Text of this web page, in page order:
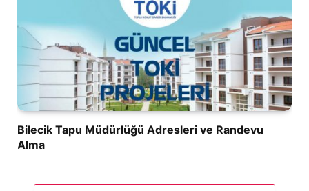
Bilecik Tapu Müdürlüğü Adresleri ve Randevu
Alma